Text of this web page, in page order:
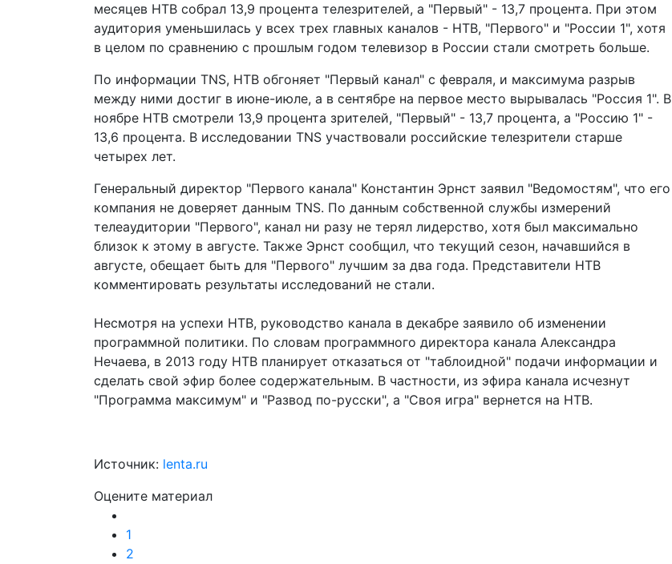
месяцев НТВ собрал 13,9 процента телезрителей, а "Первый" - 13,7 процента. При этом
аудитория уменьшилась у всех трех главных каналов - НТВ, "Первого" и "России 1", хотя
в целом по сравнению с прошлым годом телевизор в России стали смотреть больше.
По информации TNS, НТВ обгоняет "Первый канал" с февраля, и максимума разрыв
между ними достиг в июне-июле, а в сентябре на первое место вырывалась "Россия 1". В
ноябре НТВ смотрели 13,9 процента зрителей, "Первый" - 13,7 процента, а "Россию 1" -
13,6 процента. В исследовании TNS участвовали российские телезрители старше
четырех лет.
Генеральный директор "Первого канала" Константин Эрнст заявил "Ведомостям", что его
компания не доверяет данным TNS. По данным собственной службы измерений
телеаудитории "Первого", канал ни разу не терял лидерство, хотя был максимально
близок к этому в августе. Также Эрнст сообщил, что текущий сезон, начавшийся в
августе, обещает быть для "Первого" лучшим за два года. Представители НТВ
комментировать результаты исследований не стали.
Несмотря на успехи НТВ, руководство канала в декабре заявило об изменении
программной политики. По словам программного директора канала Александра
Нечаева, в 2013 году НТВ планирует отказаться от "таблоидной" подачи информации и
сделать свой эфир более содержательным. В частности, из эфира канала исчезнут
"Программа максимум" и "Развод по-русски", а "Своя игра" вернется на НТВ.
Источник: lenta.ru
Оцените материал
1
2